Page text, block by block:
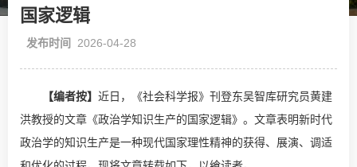
国家逻辑
发布时间 2026-04-28
【编者按】 近日，《社会科学报》刊登东吴智库研究员黄建
洪教授的文章《政治学知识生产的国家逻辑》。文章表明新时代
政治学的知识生产是一种现代国家理性精神的获得、展演、调适